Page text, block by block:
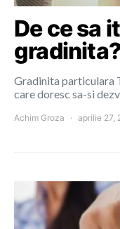
De ce sa
Gradinita particulara
care doresc sa-si
Achim Groza aprilie 27,